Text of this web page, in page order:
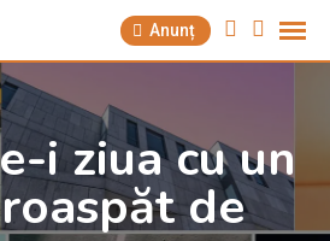
Anunț
i ziua cu un
de